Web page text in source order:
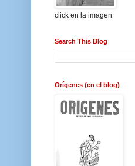
click en la imagen
Search This Blog
Orígenes (en el blog)